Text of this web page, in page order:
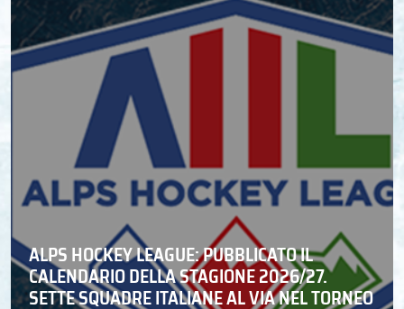
ALPS HOCKEY LEAGUE: PUBBLICATO IL
CALENDARIO DELLA STAGIONE 2026/27.
SETTE SQUADRE ITALIANE AL VIA NEL TORNEO